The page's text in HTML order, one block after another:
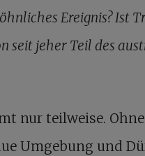
Ereignis? Ist
seit jeher Teil des
nur teilweise.
Umgebung und